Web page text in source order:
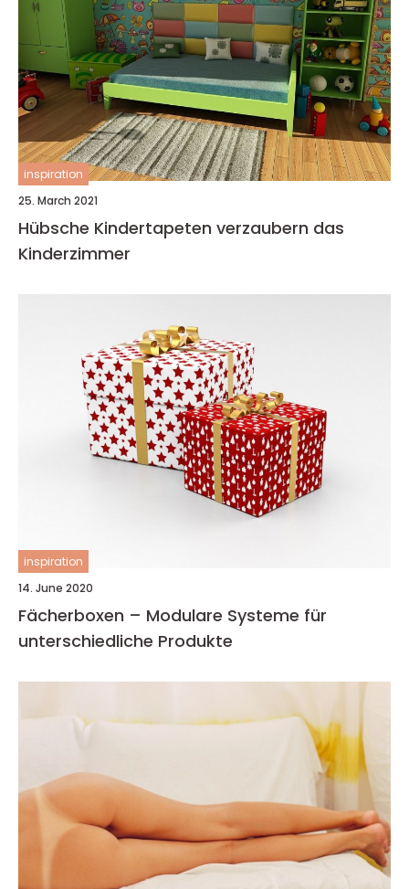
inspiration
25. March 2021
Hübsche Kindertapeten verzaubern das
Kinderzimmer
inspiration
14. June 2020
Fächerboxen – Modulare Systeme für
unterschiedliche Produkte